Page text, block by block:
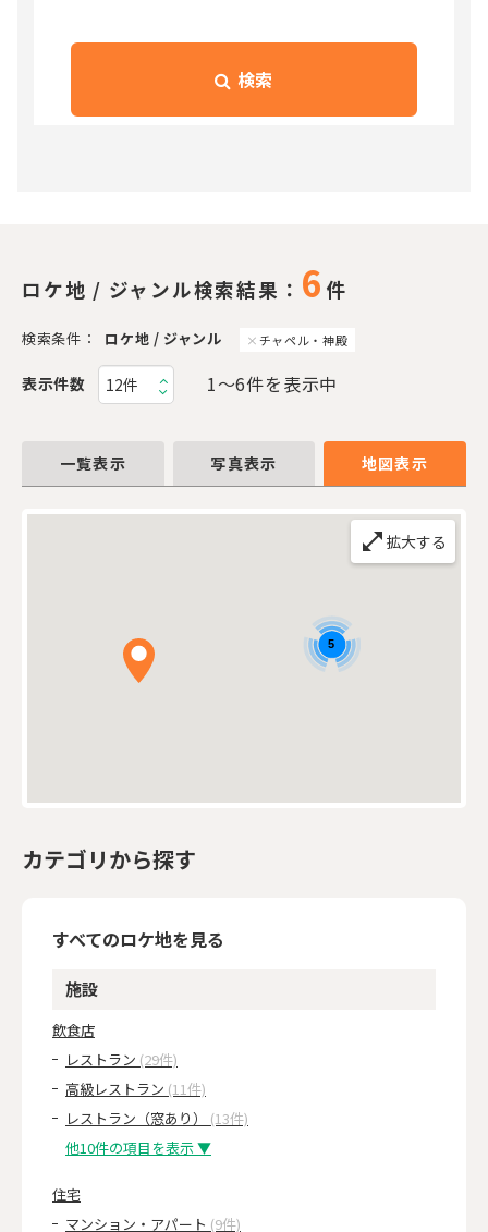
検索
ロケ地 / ジャンル検索結果： 6 件
検索条件： ロケ地 / ジャンル チャペル・神殿
表示件数 1〜6件を表示中
一覧表示 写真表示 地図表示
open_in_full 拡大する
5
カテゴリから探す
すべてのロケ地を見る
施設
飲食店
レストラン (29件)
高級レストラン (11件)
レストラン（窓あり） (13件)
他10件の項目を表示 ▼
住宅
マンション・アパート (9件)